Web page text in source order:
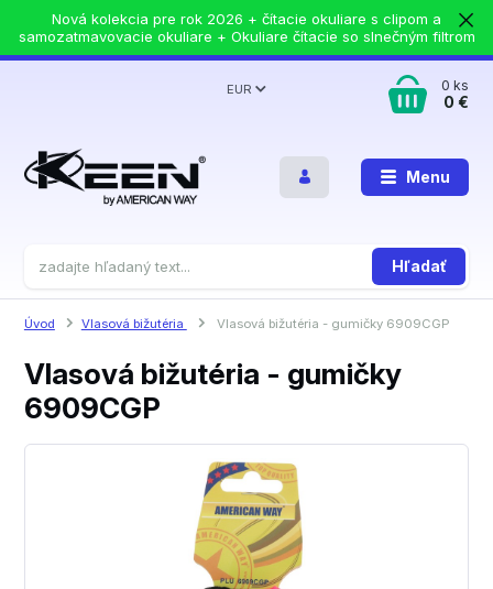
Nová kolekcia pre rok 2026 + čítacie okuliare s clipom a
samozatmavovacie okuliare + Okuliare čítacie so slnečným filtrom
Menu
EUR
Hľadať
0ks
0 €
Úvod Vlasová bižutéria Vlasová bižutéria - gumičky 6909CGP
Vlasová bižutéria - gumičky
6909CGP